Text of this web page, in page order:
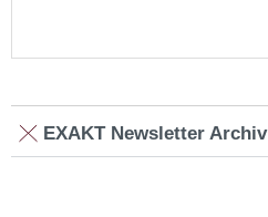
EXAKT Newsletter Archiv